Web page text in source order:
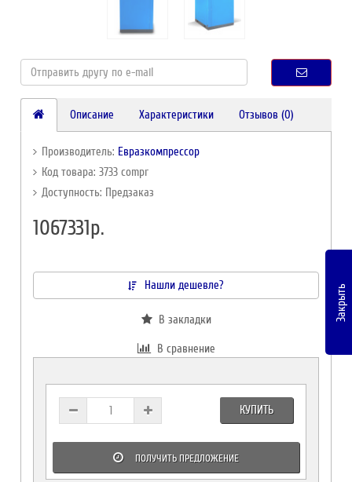
Описание Характеристики Отзывов (0)
Производитель: Евразкомпрессор
Код товара: 3733 compr
Доступность: Предзаказ
1067331р.
Нашли дешевле?
В закладки
В сравнение
КУПИТЬ
ПОЛУЧИТЬ ПРЕДЛОЖЕНИЕ
Закрыть